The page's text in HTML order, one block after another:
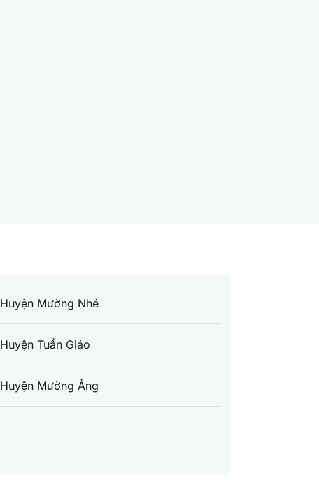
Huyện Mường Nhé
Huyện Tuần Giáo
Huyện Mường Ảng